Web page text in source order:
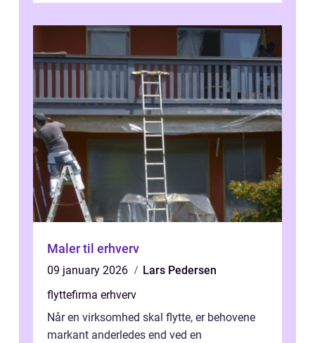
Maler til erhverv
09 january 2026
Lars Pedersen
flyttefirma erhverv
Når en virksomhed skal flytte, er behovene
markant anderledes end ved en